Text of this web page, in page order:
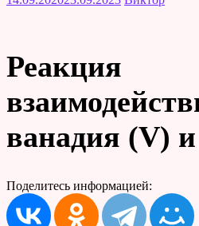
Реакция
ванадия (V)
Поделитесь информацией: